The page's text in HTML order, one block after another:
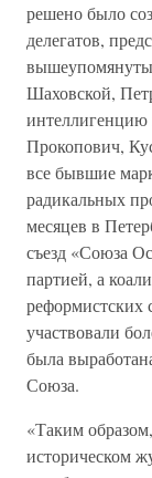
решено было
делегатов,
Шаховской,
интеллигенцию
Прокопович,
все бывшие
радикальных
месяцев в
съезд «Союза
партией, а
реформистских
участвовали
была
Союза.
«Таким
историческом